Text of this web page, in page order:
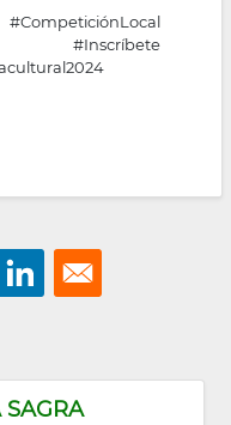
#Inscríbete